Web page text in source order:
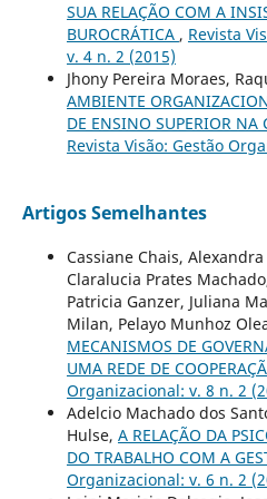
SUA RELAÇÃO COM A
BUROCRÁTICA , Revista
v. 4 n. 2 (2015)
Jhony Pereira Moraes,
AMBIENTE
DE ENSINO SUPERIOR NA
Revista Visão: Gestão
Artigos Semelhantes
Cassiane Chais,
Claralucia Prates
Patricia Ganzer, Juliana
Milan, Pelayo Munhoz
MECANISMOS DE
UMA REDE DE
Organizacional: v. 8 n. 2
Adelcio Machado dos
Hulse, A RELAÇÃO DA
DO TRABALHO COM A
Organizacional: v. 6 n. 2